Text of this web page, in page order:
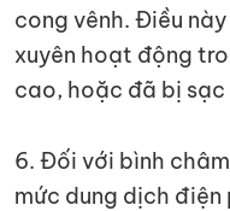
cong vênh. Điều
xuyên hoạt động
cao, hoặc đã bị sạc
6. Đối với bình
mức dung dịch